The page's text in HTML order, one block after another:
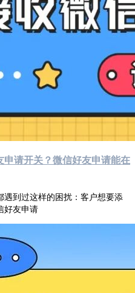
请开关？微信好友申请能在
到过这样的困扰：客户想要添
好友申请